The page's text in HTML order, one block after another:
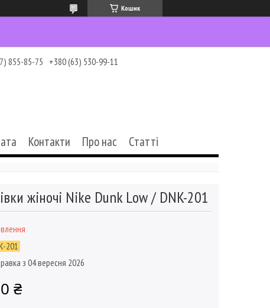
Кошик
855-85-75 +380 (63) 530-99-11
Контакти Про нас Статті
жіночі Nike Dunk Low / DNK-201
201
з 04 вересня 2026
₴